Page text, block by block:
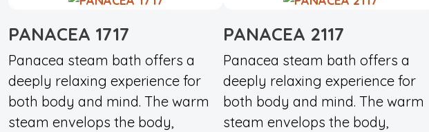
PANACEA 1717
Panacea steam bath offers a
deeply relaxing experience for
both body and mind. The warm
steam envelops the body,
PANACEA 2117
Panacea steam bath offers a
deeply relaxing experience for
both body and mind. The warm
steam envelops the body,